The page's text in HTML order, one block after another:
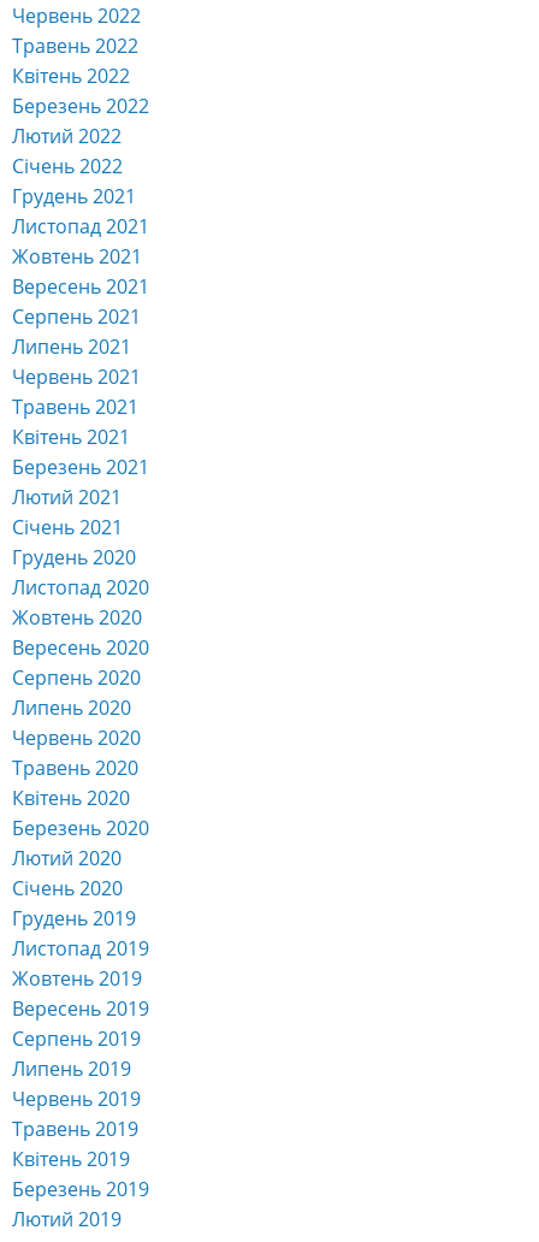
Червень 2022
Травень 2022
Квітень 2022
Березень 2022
Лютий 2022
Січень 2022
Грудень 2021
Листопад 2021
Жовтень 2021
Вересень 2021
Серпень 2021
Липень 2021
Червень 2021
Травень 2021
Квітень 2021
Березень 2021
Лютий 2021
Січень 2021
Грудень 2020
Листопад 2020
Жовтень 2020
Вересень 2020
Серпень 2020
Липень 2020
Червень 2020
Травень 2020
Квітень 2020
Березень 2020
Лютий 2020
Січень 2020
Грудень 2019
Листопад 2019
Жовтень 2019
Вересень 2019
Серпень 2019
Липень 2019
Червень 2019
Травень 2019
Квітень 2019
Березень 2019
Лютий 2019